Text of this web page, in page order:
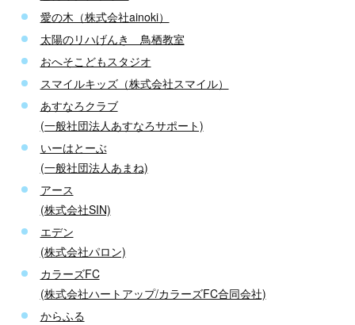
愛の木（株式会社ainoki）
太陽のリハげんき 鳥栖教室
おへそこどもスタジオ
スマイルキッズ（株式会社スマイル）
あすなろクラブ
(一般社団法人あすなろサポート)
いーはとーぶ
(一般社団法人あまね)
アース
(株式会社SIN)
エデン
(株式会社パロン)
カラーズFC
(株式会社ハートアップ/カラーズFC合同会社)
からふる